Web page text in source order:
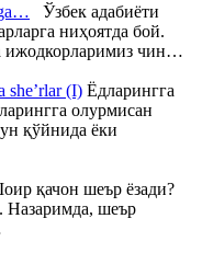
Ўзбек адабиёти
ниҳоятда бой.
ижодкорларимиз чин…
she’rlar (I) Ёдларингга
олурмисан
қўйнида ёки
қачон шеър ёзади?
Назаримда, шеър